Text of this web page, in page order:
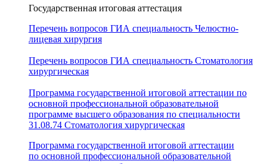
Государственная итоговая аттестация
Перечень вопросов ГИА специальность Челюстно-
лицевая хирургия
Перечень вопросов ГИА специальность Стоматология
хирургическая
Программа государственной итоговой аттестации по
основной профессиональной образовательной
программе высшего образования по специальности
31.08.74 Стоматология хирургическая
Программа государственной итоговой аттестации
по основной профессиональной образовательной